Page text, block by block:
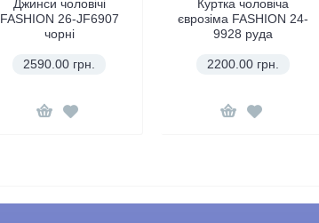
Джинси чоловічі
FASHION 26-JF6907
чорні
2590.00 грн.
Куртка чоловіча
єврозіма FASHION 24-
9928 руда
2200.00 грн.